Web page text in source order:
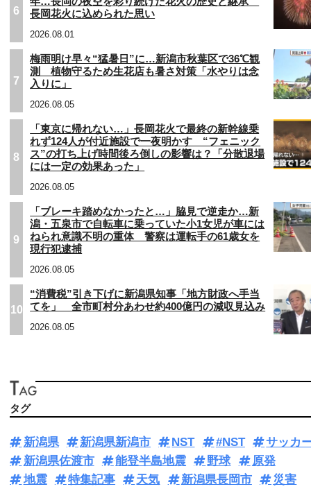
6
長岡花火に込められた思い
2026.08.01
7
梅雨明け早々“猛暑日”に…新潟市秋葉区で36℃観
測 植物守るため生花店も暑さ対策「水やりは念
入りに」
2026.08.05
8
「東京に帰れない…」長岡花火で最終の新幹線乗
れず124人が付近施設で一夜明かす “フェニック
ス”の打ち上げ時間後ろ倒しの影響は？「分散退場
には一定の効果あった」
2026.08.05
9
「ブレーキ踏めなかったと…」脇見で逆走か…新
潟・五泉市で自転車に乗っていた小1女児が車には
ねられ意識不明の重体 警察は運転手の61歳女を
現行犯逮捕
2026.08.05
10
“消費税”引き下げに新潟県知事「地方財政へ手当
てを」 全市町村分あわせ約400億円の減収見込み
2026.08.05
タグ
新潟県 新潟県新潟市 NST #NST
サッカ
新潟県佐渡市
能登半島地震 野球
原発
地震
特集記事 天気 新潟県長岡市
災害